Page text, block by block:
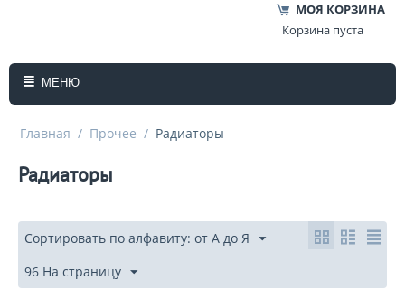
МОЯ КОРЗИНА
Корзина пуста
МЕНЮ
Главная / Прочее / Радиаторы
Радиаторы
Сортировать по алфавиту: от А до Я
96 На страницу